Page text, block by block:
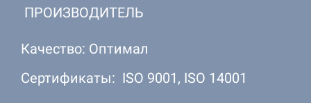
ПРОИЗВОДИТЕЛЬ
Качество: Оптимал
Сертификаты: ISO 9001, ISO 14001